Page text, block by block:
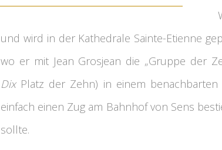
und wird in der Kathedrale Sainte-Etienne
wo er mit Jean Grosjean die „Gruppe der
DixPlatz der Zehn) in einem
einfach einen Zug am Bahnhof von Sens
sollte.